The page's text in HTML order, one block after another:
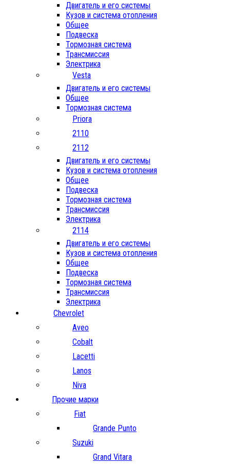
Двигатель и его системы
Кузов и система отопления
Общее
Подвеска
Тормозная система
Трансмиссия
Электрика
Vesta
Двигатель и его системы
Общее
Тормозная система
Priora
2110
2112
Двигатель и его системы
Кузов и система отопления
Общее
Подвеска
Тормозная система
Трансмиссия
Электрика
2114
Двигатель и его системы
Кузов и система отопления
Общее
Подвеска
Тормозная система
Трансмиссия
Электрика
Chevrolet
Aveo
Cobalt
Lacetti
Lanos
Niva
Прочие марки
Fiat
Grande Punto
Suzuki
Grand Vitara